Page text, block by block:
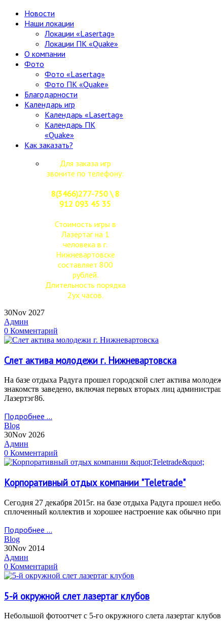
Новости
Наши локации
Локации «Lasertag»
Локации ПК «Quake»
О компании
Фото
Фото «Lasertag»
Фото ПК «Quake»
Благодарности
Календарь игр
Календарь «Lasertag»
Календарь ПК
«Quake»
Как заказать?
Для заказа игр
звоните по телефону:
8(3466)277-750 \ 8
912 093 45 35
Стоимость игры в
Лазертаг на 1
человека в г.
Нижневартовске
составляет 800
рублей.
Длительность порядка
2ух часов.
30Nov 2027
Админ
0 Комментарий
Слет актива молодежи г. Нижневартовска
На базе отдыха Радуга прошел городской слет актива
знакомств заведено, включая первых вторых лиц
Лазертэг86.
Подробнее ...
Blog
30Nov 2026
Админ
0 Комментарий
Корпоративный отдых компании "Teletrade"
Сегодня 27 декабря 2015г. на базе отдыха Радуга прошел
сплоченный коллектив и хорошее настроение как обычно
Подробнее ...
Blog
30Nov 2014
Админ
0 Комментарий
5-й окружной слет лазертаг клубов
Небольшой фотоотчет с 5-го окружного слета лазертаг